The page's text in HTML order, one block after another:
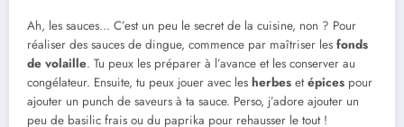
Ah, les sauces… C’est un peu le secret de la cuisine, non ? Pour
réaliser des sauces de dingue, commence par maîtriser les fonds
de volaille. Tu peux les préparer à l’avance et les conserver au
congélateur. Ensuite, tu peux jouer avec les herbes etépices pour
ajouter un punch de saveurs à ta sauce. Perso, j’adore ajouter un
peu de basilic frais ou du paprika pour rehausser le tout !